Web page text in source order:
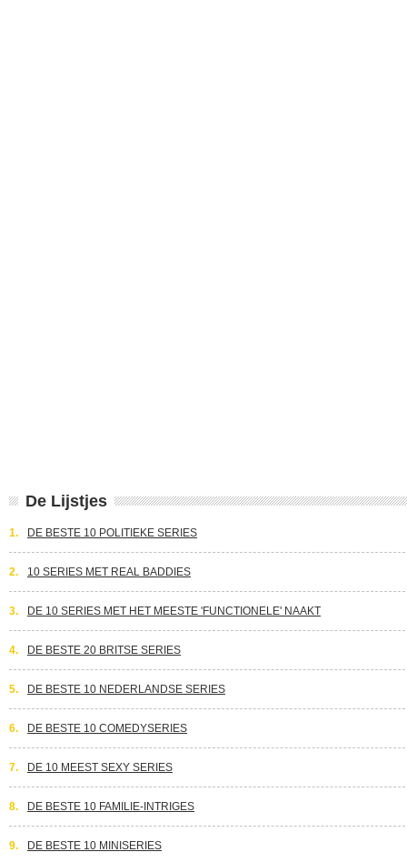
De Lijstjes
1. DE BESTE 10 POLITIEKE SERIES
2. 10 SERIES MET REAL BADDIES
3. DE 10 SERIES MET HET MEESTE 'FUNCTIONELE' NAAKT
4. DE BESTE 20 BRITSE SERIES
5. DE BESTE 10 NEDERLANDSE SERIES
6. DE BESTE 10 COMEDYSERIES
7. DE 10 MEEST SEXY SERIES
8. DE BESTE 10 FAMILIE-INTRIGES
9. DE BESTE 10 MINISERIES